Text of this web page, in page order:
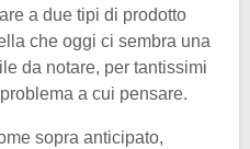
a due tipi di prodotto
che oggi ci sembra una
da notare, per tantissimi
a cui pensare.
sopra anticipato,